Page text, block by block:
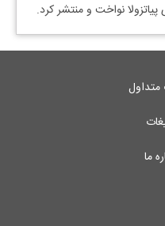
پیاتزولا نواخت و منتشر کرد.
متداول
ما